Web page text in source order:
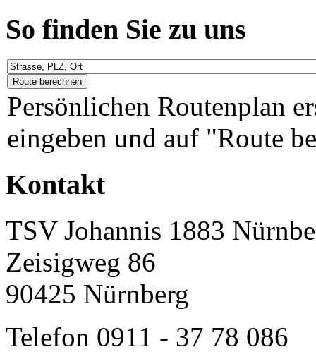
So finden Sie zu uns
Persönlichen Routenplan
eingeben und auf "Route
Kontakt
TSV Johannis 1883
Zeisigweg 86
90425 Nürnberg
Telefon 0911 - 37 78 086